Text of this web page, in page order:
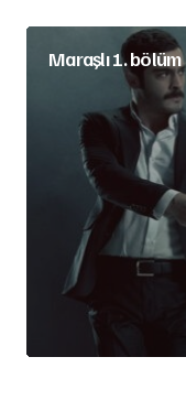
Maraşlı 1. bölüm